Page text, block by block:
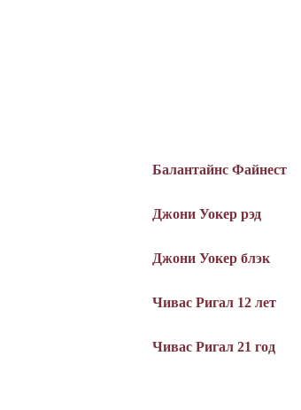
Балантайнс Файнест
Джони Уокер рэд
Джони Уокер блэк
Чивас Ригал 12 лет
Чивас Ригал 21 год